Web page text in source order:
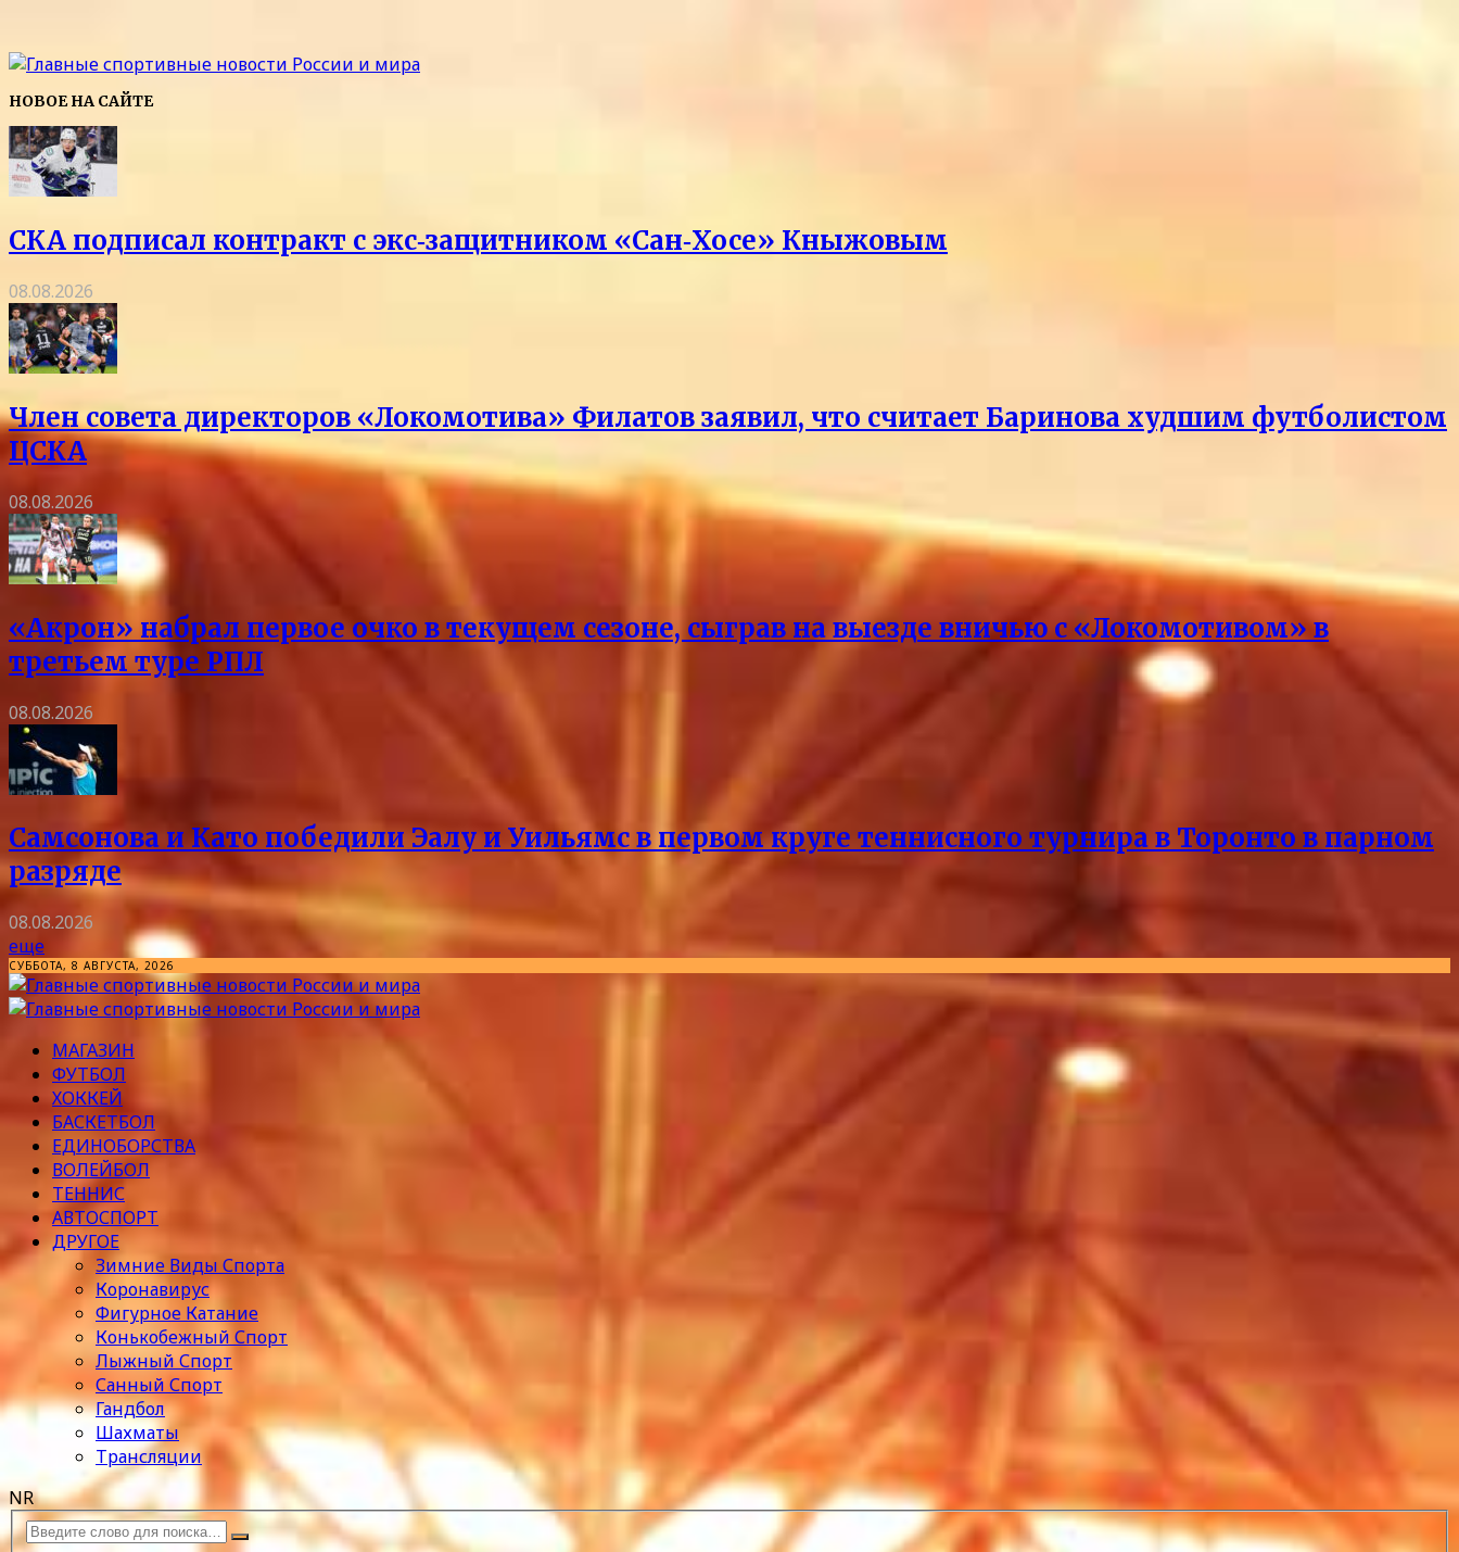
НОВОЕ НА САЙТЕ
СКА подписал контракт с экс‑защитником «Сан‑Хосе» Кныжовым
08.08.2026
Член совета директоров «Локомотива» Филатов заявил, что считает Баринова худшим футболистом
ЦСКА
08.08.2026
«Акрон» набрал первое очко в текущем сезоне, сыграв на выезде вничью с «Локомотивом» в
третьем туре РПЛ
08.08.2026
Самсонова и Като победили Эалу и Уильямс в первом круге теннисного турнира в Торонто в парном
разряде
08.08.2026
еще
СУББОТА, 8 АВГУСТА, 2026
МАГАЗИН
ФУТБОЛ
ХОККЕЙ
БАСКЕТБОЛ
ЕДИНОБОРСТВА
ВОЛЕЙБОЛ
ТЕННИС
АВТОСПОРТ
ДРУГОЕ
Зимние Виды Спорта
Коронавирус
Фигурное Катание
Конькобежный Спорт
Лыжный Спорт
Санный Спорт
Гандбол
Шахматы
Трансляции
NR